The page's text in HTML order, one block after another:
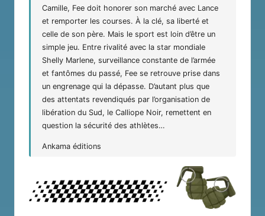
Camille, Fee doit honorer son marché avec Lance
et remporter les courses. À la clé, sa liberté et
celle de son père. Mais le sport est loin d’être un
simple jeu. Entre rivalité avec la star mondiale
Shelly Marlene, surveillance constante de l’armée
et fantômes du passé, Fee se retrouve prise dans
un engrenage qui la dépasse. D’autant plus que
des attentats revendiqués par l’organisation de
libération du Sud, le Calliope Noir, remettent en
question la sécurité des athlètes…
Ankama éditions